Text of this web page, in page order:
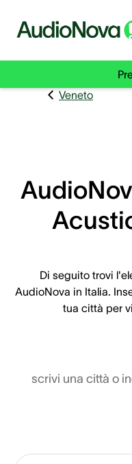
Veneto
Di seguito trovi
AudioNova in Italia.
tua città per
scrivi una città o